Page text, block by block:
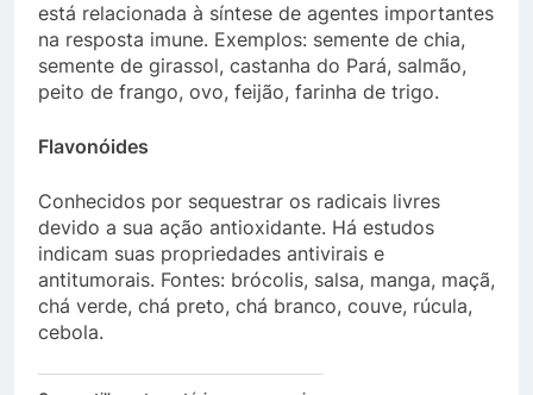
está relacionada à síntese de agentes importantes
na resposta imune. Exemplos: semente de chia,
semente de girassol, castanha do Pará, salmão,
peito de frango, ovo, feijão, farinha de trigo.
Flavonóides
Conhecidos por sequestrar os radicais livres
devido a sua ação antioxidante. Há estudos
indicam suas propriedades antivirais e
antitumorais. Fontes: brócolis, salsa, manga, maçã,
chá verde, chá preto, chá branco, couve, rúcula,
cebola.